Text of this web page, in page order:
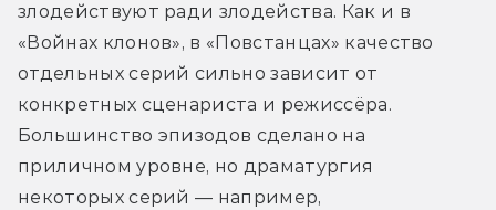
злодействуют ради злодейства. Как и в
«Войнах клонов», в «Повстанцах» качество
отдельных серий сильно зависит от
конкретных сценариста и режиссёра.
Большинство эпизодов сделано на
приличном уровне, но драматургия
некоторых серий — например,